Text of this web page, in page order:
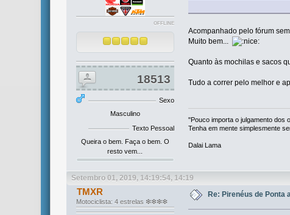
OFFLINE
18513
Sexo
Masculino
Texto Pessoal
Queira o bem. Faça o bem. O
resto vem...
Acompanhado pelo fórum
Muito bem...
Quanto às mochilas e sacos
Tudo a correr pelo melhor e
"Pouco importa o julgamento dos
Tenha em mente simplesmente
Dalai Lama
Setembro 01, 2019, 14:19:54, 14:19
TMXR
Motociclista: 4 estrelas ❇❇❇❇
Re: Pirenéus de Ponta